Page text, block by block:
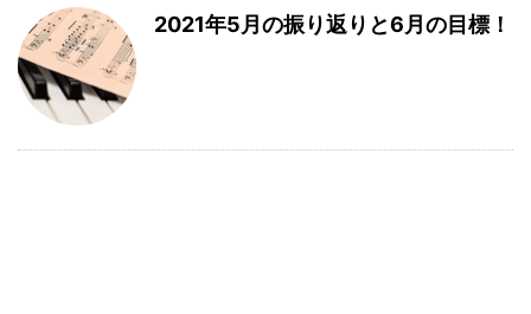
2021年5月の振り返りと6月の目標！